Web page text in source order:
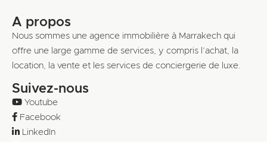
A propos
Nous sommes une agence immobilière à Marrakech qui
offre une large gamme de services, y compris l’achat, la
location, la vente et les services de conciergerie de luxe.
Suivez-nous
Youtube
Facebook
LinkedIn